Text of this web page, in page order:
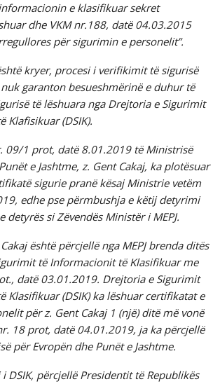
e klasifikuar sekret
dhe VKM nr.188, datë 04.03.2015
për sigurimin e personelit”.
kryer, procesi i verifikimit të sigurisë
garanton besueshmërinë e duhur të
të lëshuara nga Drejtoria e Sigurimit
Klafisikuar (DSIK).
09/1 prot, datë 8.01.2019 të Ministrisë
e Jashtme, z. Gent Cakaj, ka plotësuar
sigurie pranë kësaj Ministrie vetëm
edhe pse përmbushja e këtij detyrimi
detyrës si Zëvendës Ministër i MEPJ.
është përcjellë nga MEPJ brenda ditës
të Informacionit të Klasifikuar me
datë 03.01.2019. Drejtoria e Sigurimit
Klasifikuar (DSIK) ka lëshuar certifikatat e
për z. Gent Cakaj 1 (një) ditë më vonë
18 prot, datë 04.01.2019, ja ka përcjellë
për Evropën dhe Punët e Jashtme.
DSIK, përcjellë Presidentit të Republikës